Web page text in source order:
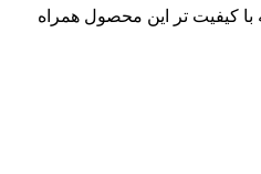
هر چه با کیفیت تر این محصول همراه